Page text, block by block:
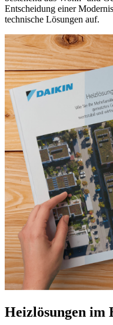
Entscheidung einer
technische Lösungen auf.
Heizlösungen im